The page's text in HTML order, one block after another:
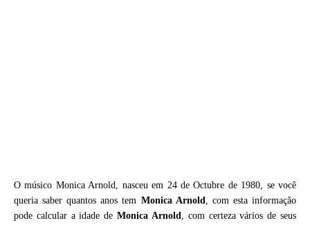
O músico Monica Arnold, nasceu em 24 de Octubre de 1980, se você
queria saber quantos anos tem Monica Arnold, com esta informação
pode calcular a idade deMonica Arnold, com certeza vários de seus